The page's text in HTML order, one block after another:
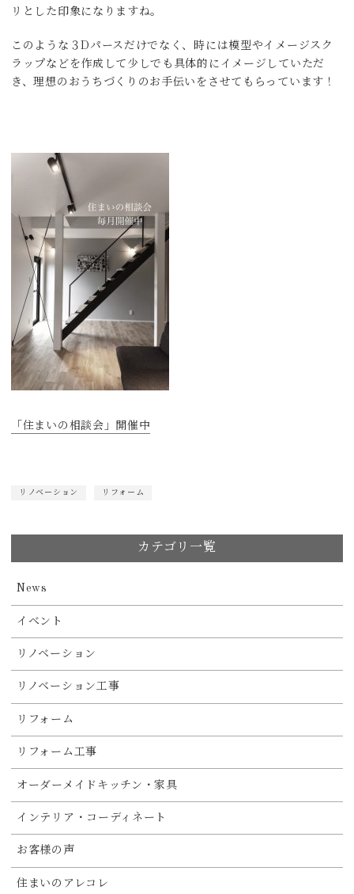
リとした印象になりますね。
このような３Dパースだけでなく、時には模型やイメージスク
ラップなどを作成して少しでも具体的にイメージしていただ
き、理想のおうちづくりのお手伝いをさせてもらっています！
「住まいの相談会」開催中
リノベーション リフォーム
カテゴリ一覧
News
イベント
リノベーション
リノベーション工事
リフォーム
リフォーム工事
オーダーメイドキッチン・家具
インテリア・コーディネート
お客様の声
住まいのアレコレ